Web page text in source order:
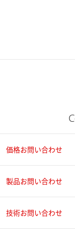
親和性光感受性
肺組織中Al2O3/
のイメージング[
GC-MSを用いた
代謝物分析[
シングル四重極
血漿中のミコフ
謝物の分析[
価格お問い合わせ
製品お問い合わせ
技術お問い合わせ